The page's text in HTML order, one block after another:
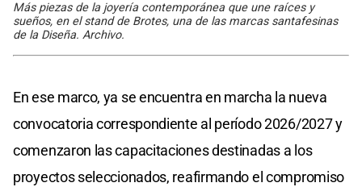
Más piezas de la joyería contemporánea que une raíces y
sueños, en el stand de Brotes, una de las marcas santafesinas
de la Diseña. Archivo.
En ese marco, ya se encuentra en marcha la nueva
convocatoria correspondiente al período 2026/2027 y
comenzaron las capacitaciones destinadas a los
proyectos seleccionados, reafirmando el compromiso